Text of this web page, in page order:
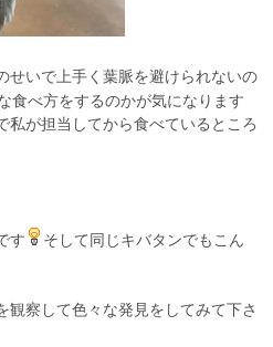
せいで上手く葉脈を避けられないの
食べ方をするのかが気になります
私が担当してから食べているところ
す
そして同じキバタンでもこん
観察して色々な発見をしてみて下さ